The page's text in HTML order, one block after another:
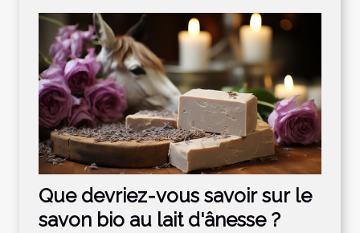
Que devriez-vous savoir sur le
savon bio au lait d'ânesse ?